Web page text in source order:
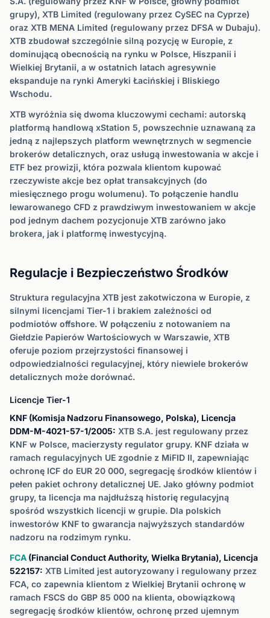
grupy), XTB Limited (regulowany przez CySEC na Cyprze)
oraz XTB MENA Limited (regulowany przez DFSA w Dubaju).
XTB zbudował szczególnie silną pozycję w Europie, z
dominującą obecnością na rynku w Polsce, Hiszpanii i
Wielkiej Brytanii, a w ostatnich latach agresywnie
ekspanduje na rynki Ameryki Łacińskiej i Bliskiego
Wschodu.
XTB wyróżnia się dwoma kluczowymi cechami: autorską
platformą handlową xStation 5, powszechnie uznawaną za
jedną z najlepszych platform wewnętrznych w segmencie
brokerów detalicznych, oraz usługą inwestowania w akcje i
ETF bez prowizji, która pozwala klientom kupować
rzeczywiste akcje bez opłat transakcyjnych (do
miesięcznego progu wolumenu). To połączenie handlu
lewarowanego CFD z prawdziwym inwestowaniem w akcje
pod jednym dachem pozycjonuje XTB zarówno jako
brokera, jak i platformę inwestycyjną.
Regulacje i Bezpieczeństwo Środków
Struktura regulacyjna XTB jest zakotwiczona w Europie, z
silnymi licencjami Tier-1 i brakiem zależności od
podmiotów offshore. W połączeniu z notowaniem na
Giełdzie Papierów Wartościowych w Warszawie, XTB
oferuje poziom przejrzystości finansowej i
odpowiedzialności regulacyjnej, który niewiele brokerów
detalicznych może dorównać.
Licencje Tier-1
KNF (Komisja Nadzoru Finansowego, Polska), Licencja
DDM-M-4021-57-1/2005: XTB S.A. jest regulowany przez
KNF w Polsce, macierzysty regulator grupy. KNF działa w
ramach regulacyjnych UE zgodnie z MiFID II, zapewniając
ochronę ICF do EUR 20 000, segregację środków klientów i
pełen pakiet ochrony detalicznej UE. Jako główny podmiot
grupy, ta licencja ma najdłuższą historię regulacyjną
spośród wszystkich licencji w grupie. Dla polskich
inwestorów KNF to gwarancja najwyższych standardów
nadzoru na rodzimym rynku.
FCA (Financial Conduct Authority, Wielka Brytania), Licencja
522157: XTB Limited jest autoryzowany i regulowany przez
FCA, co zapewnia klientom z Wielkiej Brytanii ochronę w
ramach FSCS do GBP 85 000 na klienta, obowiązkową
segregację środków klientów, ochronę przed ujemnym